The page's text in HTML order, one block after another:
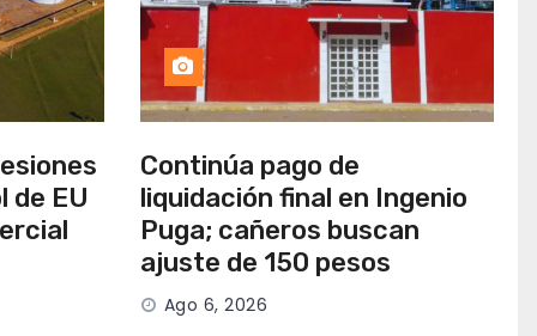
de EU
Continúa pago de
liquidación final en Ingenio
Puga; cañeros buscan
ajuste de 150 pesos
Ago 6, 2026